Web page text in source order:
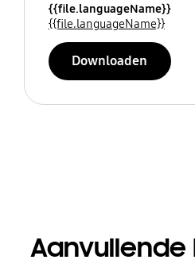
{{file.languageName}}
{{file.languageName}}
Downloaden